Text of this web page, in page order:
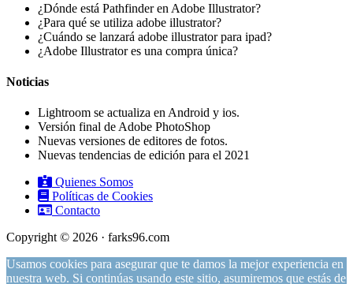
¿Dónde está Pathfinder en Adobe Illustrator?
¿Para qué se utiliza adobe illustrator?
¿Cuándo se lanzará adobe illustrator para ipad?
¿Adobe Illustrator es una compra única?
Noticias
Lightroom se actualiza en Android y ios.
Versión final de Adobe PhotoShop
Nuevas versiones de editores de fotos.
Nuevas tendencias de edición para el 2021
Quienes Somos
Políticas de Cookies
Contacto
Copyright © 2026 · farks96.com
Usamos cookies para asegurar que te damos la mejor experiencia en
nuestra web. Si continúas usando este sitio, asumiremos que estás de